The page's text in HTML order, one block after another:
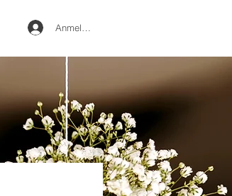
Anmelden